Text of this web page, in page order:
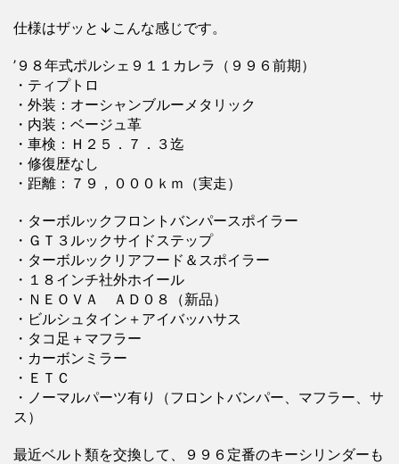
仕様はザッと↓こんな感じです。
’９８年式ポルシェ９１１カレラ（９９６前期）
・ティプトロ
・外装：オーシャンブルーメタリック
・内装：ベージュ革
・車検：Ｈ２５．７．３迄
・修復歴なし
・距離：７９，０００ｋｍ（実走）
・ターボルックフロントバンパースポイラー
・ＧＴ３ルックサイドステップ
・ターボルックリアフード＆スポイラー
・１８インチ社外ホイール
・ＮＥＯＶＡ ＡＤ０８（新品）
・ビルシュタイン＋アイバッハサス
・タコ足＋マフラー
・カーボンミラー
・ＥＴＣ
・ノーマルパーツ有り（フロントバンパー、マフラー、サ
ス）
最近ベルト類を交換して、９９６定番のキーシリンダーも